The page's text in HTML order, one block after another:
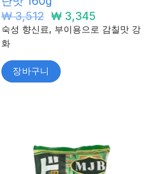
₩3,512 원
래
가
₩ 3,512.
₩3,345현
재
가
숙성 향신료, 부이용으로 감칠맛 강
화
장바구니